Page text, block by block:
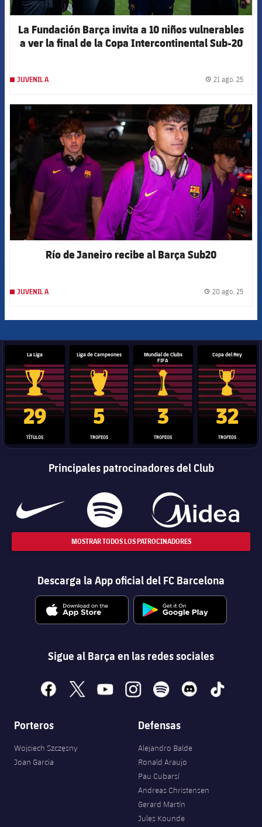
La Fundación Barça invita a 10 niños vulnerables
a ver la final de la Copa Intercontinental Sub-20
JUVENIL A 21 ago. 25
FCB Barcelona badge
Río de Janeiro recibe al Barça Sub20
JUVENIL A 20 ago. 25
La Liga
Trofeo de La Liga
29
TÍTULOS
Liga de Campeones
Trofeo de la Liga de Campeones
5
TROFEOS
Mundial de Clubs
FIFA
Trofeo del Mundial de
3
TROFEOS
Copa del Rey
Copa del
32
TROFEOS
Principales patrocinadores del Club
MOSTRAR TODOS LOS PATROCINADORES
Descarga la App oficial del FC Barcelona
Sigue al Barça en las redes sociales
facebook
x youtubeinstagramspotify discord tiktok
Porteros
Wojciech Szczęsny
Joan Garcia
Defensas
Alejandro Balde
Ronald Araujo
Pau Cubarsí
Andreas Christensen
Gerard Martín
Jules Kounde